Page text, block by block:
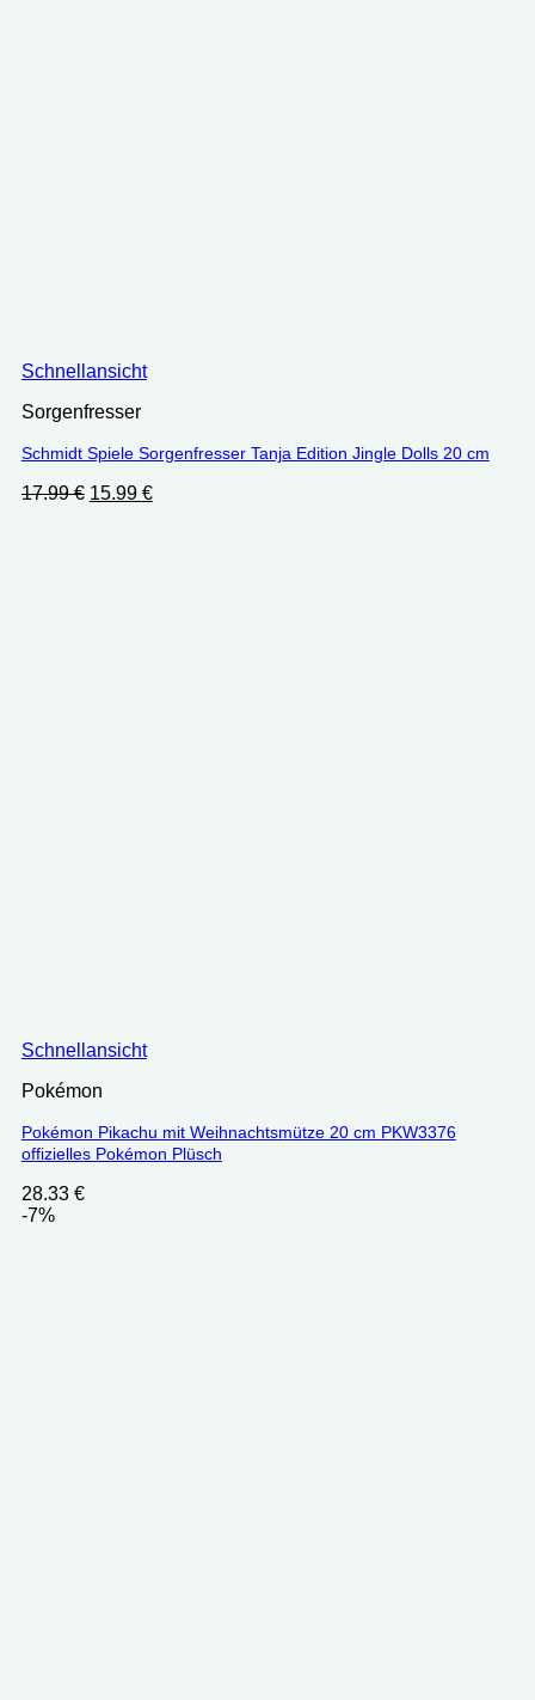
Schnellansicht
Sorgenfresser
Schmidt Spiele Sorgenfresser Tanja Edition Jingle Dolls 20 cm
17.99€ Ursprünglicher
15.99 €Aktueller
Schnellansicht
Pokémon
Pokémon Pikachu mit Weihnachtsmütze 20 cm PKW3376
offizielles Pokémon Plüsch
28.33 €
-7%